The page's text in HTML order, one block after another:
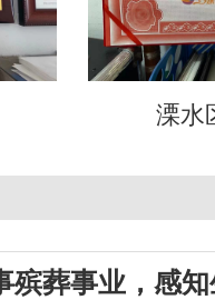
溧水
殡葬事业，感